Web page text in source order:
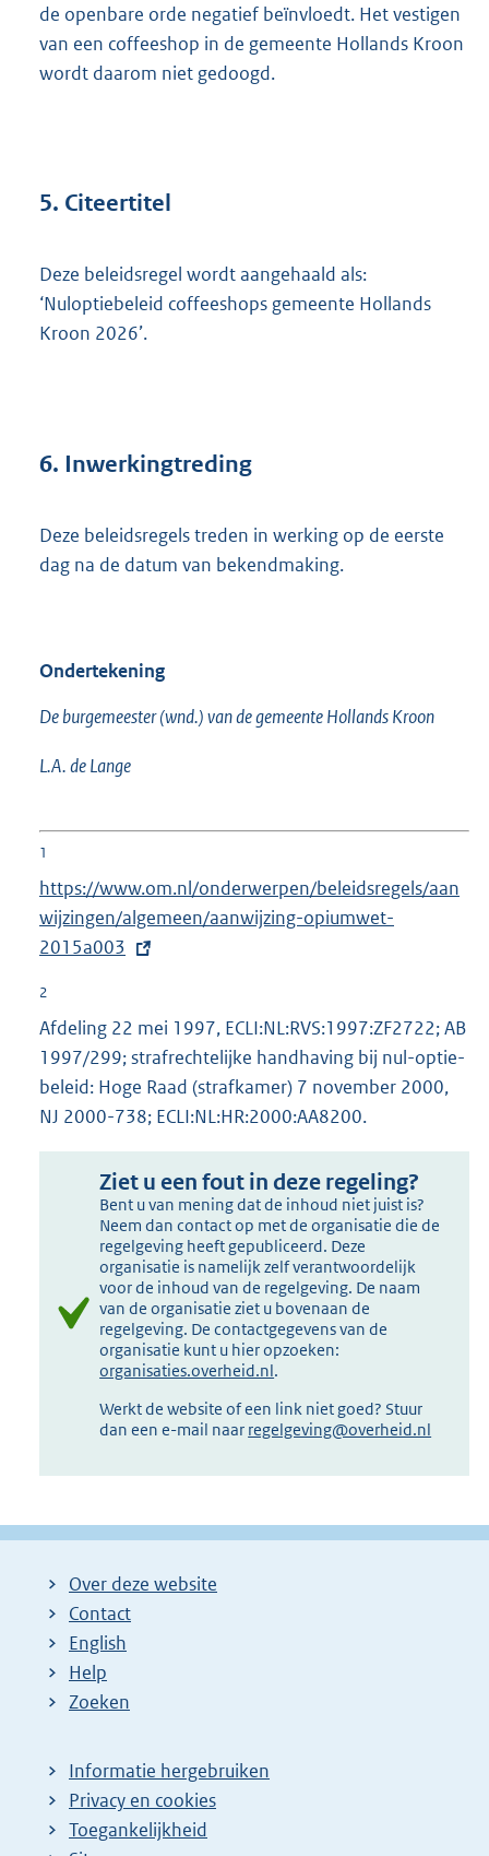
de openbare orde negatief beïnvloedt. Het vestigen
van een coffeeshop in de gemeente Hollands Kroon
wordt daarom niet gedoogd.
5. Citeertitel
Deze beleidsregel wordt aangehaald als:
‘Nuloptiebeleid coffeeshops gemeente Hollands
Kroon 2026’.
6. Inwerkingtreding
Deze beleidsregels treden in werking op de eerste
dag na de datum van bekendmaking.
Ondertekening
De burgemeester (wnd.) van de gemeente Hollands Kroon
L.A. de Lange
1
E
x
t
n
e
l
i
n
https://www.om.nl/onderwerpen/beleidsregels/aan
wijzingen/algemeen/aanwijzing-opiumwet-
2015a003
2
Afdeling 22 mei 1997, ECLI:NL:RVS:1997:ZF2722; AB
1997/299; strafrechtelijke handhaving bij nul-optie-
beleid: Hoge Raad (strafkamer) 7 november 2000,
NJ 2000-738; ECLI:NL:HR:2000:AA8200.
Ziet u een fout in deze regeling?
Bent u van mening dat de inhoud niet juist is?
Neem dan contact op met de organisatie die de
regelgeving heeft gepubliceerd. Deze
organisatie is namelijk zelf verantwoordelijk
voor de inhoud van de regelgeving. De naam
van de organisatie ziet u bovenaan de
regelgeving. De contactgegevens van de
organisatie kunt u hier opzoeken:
organisaties.overheid.nl.
Werkt de website of een link niet goed? Stuur
dan een e-mail naar regelgeving@overheid.nl
Over deze website
Contact
English
Help
Zoeken
Informatie hergebruiken
Privacy en cookies
Toegankelijkheid